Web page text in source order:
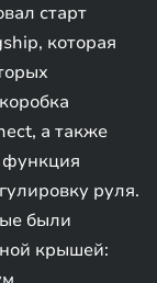
старт
которая
а также
функция
руля.
были
крышей: